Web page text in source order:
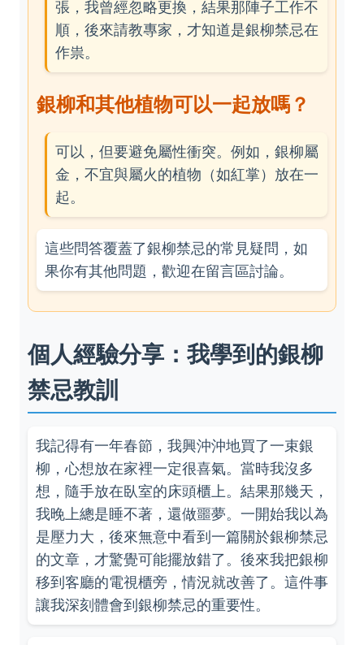
張，我曾經忽略更換，結果那陣子工作不
順，後來請教專家，才知道是銀柳禁忌在
作祟。
銀柳和其他植物可以一起放嗎？
可以，但要避免屬性衝突。例如，銀柳屬
金，不宜與屬火的植物（如紅掌）放在一
起。
這些問答覆蓋了銀柳禁忌的常見疑問，如
果你有其他問題，歡迎在留言區討論。
個人經驗分享：我學到的銀柳
禁忌教訓
我記得有一年春節，我興沖沖地買了一束銀
柳，心想放在家裡一定很喜氣。當時我沒多
想，隨手放在臥室的床頭櫃上。結果那幾天，
我晚上總是睡不著，還做噩夢。一開始我以為
是壓力大，後來無意中看到一篇關於銀柳禁忌
的文章，才驚覺可能擺放錯了。後來我把銀柳
移到客廳的電視櫃旁，情況就改善了。這件事
讓我深刻體會到銀柳禁忌的重要性。